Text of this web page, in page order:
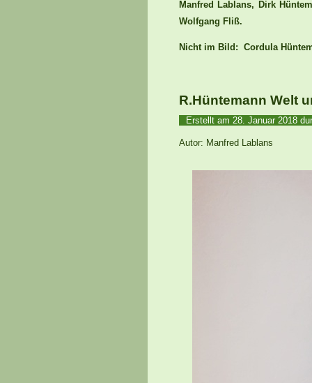
Manfred Lablans, Dirk
Wolfgang Fliß.
Nicht im Bild: Cordula
R.Hüntemann Welt
Erstellt am 28. Januar 2018
Autor: Manfred Lablans